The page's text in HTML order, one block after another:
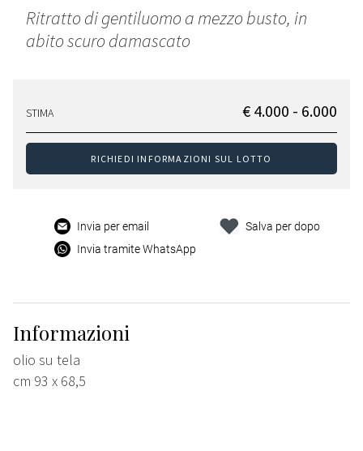
Ritratto di gentiluomo a mezzo busto, in
abito scuro damascato
STIMA € 4.000 - 6.000
RICHIEDI INFORMAZIONI SUL LOTTO
Invia per email
Invia tramite WhatsApp
Salva per dopo
Informazioni
olio su tela
cm 93 x 68,5